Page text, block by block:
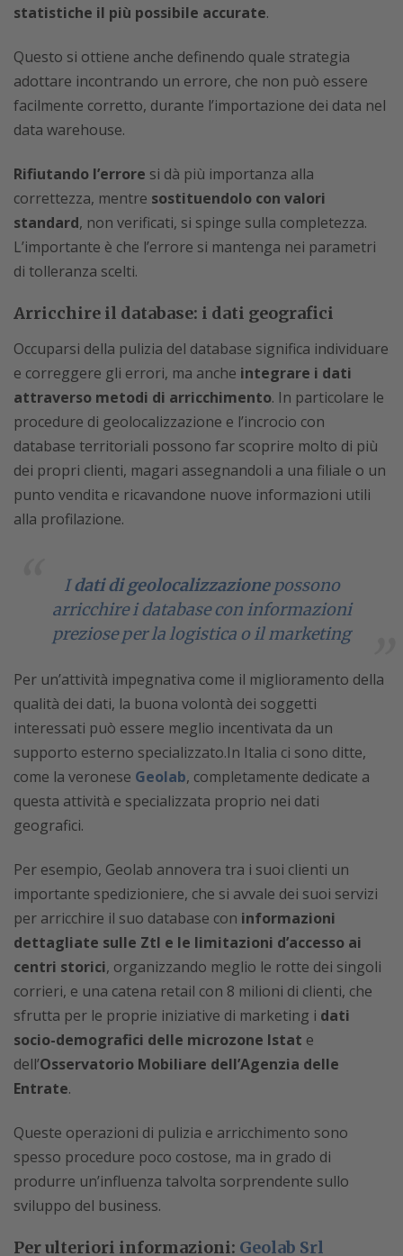
statistiche il più possibile accurate.
Questo si ottiene anche definendo quale strategia
adottare incontrando un errore, che non può essere
facilmente corretto, durante l’importazione dei data nel
data warehouse.
Rifiutando l’errore si dà più importanza alla
correttezza, mentre sostituendolo con valori
standard, non verificati, si spinge sulla completezza.
L’importante è che l’errore si mantenga nei parametri
di tolleranza scelti.
Arricchire il database: i dati geografici
Occuparsi della pulizia del database significa individuare
e correggere gli errori, ma anche integrare i dati
attraverso metodi di arricchimento. In particolare le
procedure di geolocalizzazione e l’incrocio con
database territoriali possono far scoprire molto di più
dei propri clienti, magari assegnandoli a una filiale o un
punto vendita e ricavandone nuove informazioni utili
alla profilazione.
Idati di geolocalizzazionepossono
arricchire i database con informazioni
preziose per la logistica o il marketing
Per un’attività impegnativa come il miglioramento della
qualità dei dati, la buona volontà dei soggetti
interessati può essere meglio incentivata da un
supporto esterno specializzato.In Italia ci sono ditte,
come la veronese Geolab, completamente dedicate a
questa attività e specializzata proprio nei dati
geografici.
Per esempio, Geolab annovera tra i suoi clienti un
importante spedizioniere, che si avvale dei suoi servizi
per arricchire il suo database con informazioni
dettagliate sulle Ztl e le limitazioni d’accesso ai
centri storici, organizzando meglio le rotte dei singoli
corrieri, e una catena retail con 8 milioni di clienti, che
sfrutta per le proprie iniziative di marketing i dati
socio-demografici delle microzone Istat e
dell’Osservatorio Mobiliare dell’Agenzia delle
Entrate.
Queste operazioni di pulizia e arricchimento sono
spesso procedure poco costose, ma in grado di
produrre un’influenza talvolta sorprendente sullo
sviluppo del business.
Per ulteriori informazioni: Geolab Srl